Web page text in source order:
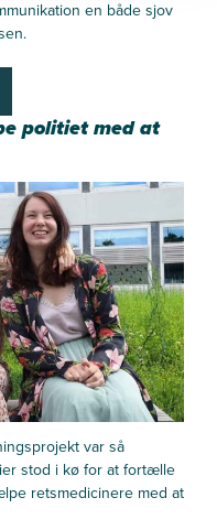
Nielsen.
til et godt
det, man tager
indstilles, siger
en både sjov
politiet med at
var så
stod i kø for at fortælle
retsmedicinere med at